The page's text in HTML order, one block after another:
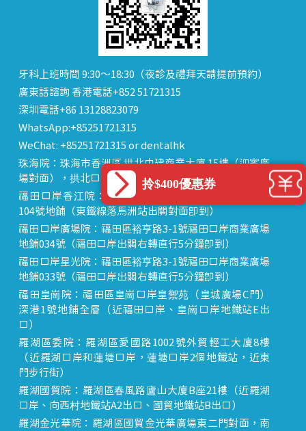
牙科上班時間 9:30～18:30（夜診及禮拜天請提前預約）
廣東話諮詢 香港電話+852 51721315
深圳電話+86 13128823079
WhatsApp:+85251721315
WeChat: +85251721315 or dentalhk
珠海院：珠海市香洲區 拱北中建商業大廈 15樓（迎賓廣
場對面），拱北口岸步行8分鐘直達
福田口岸香江院：福田區福田口岸正對面，海悅華城
104號地鋪（東鐵線落馬洲站出關對面即到）
福田口岸廣場院：福田區裕亨路3-1號福田口岸商業廣場
地鋪034號（福田口岸出關右轉直行5分鐘即到）
福田口岸星光院：福田區裕亨路3-1號福田口岸商業廣場
地鋪033號（福田口岸出關右轉直行5分鐘即到）
福田皇崗院：福田區皇崗口岸皇禦苑（皇城廣場C門）
深港1號地鋪全層（近福田口岸、皇崗口岸地鐵站E出
口）
羅湖區委院：羅湖區愛國路1002號外貿輕工大廈8樓
（近羅湖口岸和蓮塘口岸，蓮塘口岸2個地鐵站，近東
門步行街）
羅湖國貿院：羅湖區春風路廬山大廈B座21樓（近羅湖
口岸、向西村地鐵站A2出口、國貿地鐵站B出口）
羅湖金光華院：羅湖區國貿金光華廣場東二門對面，南
拎$400優惠券